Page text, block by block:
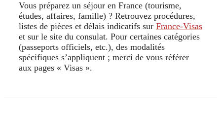
Vous préparez un séjour en France (tourisme,
études, affaires, famille) ? Retrouvez procédures,
listes de pièces et délais indicatifs sur France-Visas
et sur le site du consulat. Pour certaines catégories
(passeports officiels, etc.), des modalités
spécifiques s’appliquent ; merci de vous référer
aux pages « Visas ».